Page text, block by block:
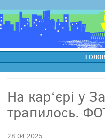
На кар‘єрі у
трапилось.
28.04.2025